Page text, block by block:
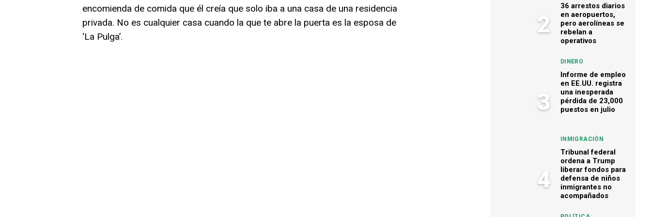
encomienda de comida que él creía que solo iba a una casa de una residencia
privada. No es cualquier casa cuando la que te abre la puerta es la esposa de
‘La Pulga’.
2
36 arrestos diarios
en aeropuertos,
pero aerolíneas se
rebelan a
operativos
3
DINERO
Informe de empleo
en EE.UU. registra
una inesperada
pérdida de 23,000
puestos en julio
4
INMIGRACIÓN
Tribunal federal
ordena a Trump
liberar fondos para
defensa de niños
inmigrantes no
acompañados